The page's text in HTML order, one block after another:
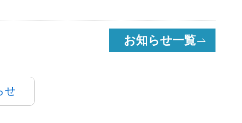
お知らせ一覧
せ